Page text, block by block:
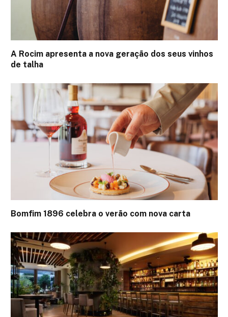
A Rocim apresenta a nova geração dos seus vinhos
de talha
Bomfim 1896 celebra o verão com nova carta